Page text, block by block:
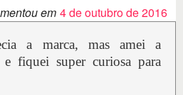
em 4 de outubro de 2016
a marca, mas amei a
e fiquei super curiosa para